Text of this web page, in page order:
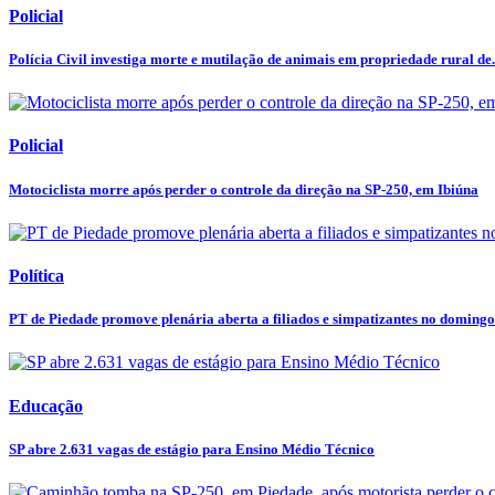
Policial
Polícia Civil investiga morte e mutilação de animais em propriedade rural
Policial
Motociclista morre após perder o controle da direção na SP-250, em Ibiúna
Política
PT de Piedade promove plenária aberta a filiados e simpatizantes no domingo
Educação
SP abre 2.631 vagas de estágio para Ensino Médio Técnico